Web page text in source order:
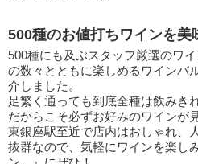
500種のお値打ちワインを美
500種にも及ぶスタッフ厳選のワ
の数々とともに楽しめるワインバ
介しました。
足繁く通っても到底全種は飲みき
だからこそ必ずお好みのワインが
東銀座駅至近で店内はおしゃれ、
抜群なので、気軽にワインを楽し